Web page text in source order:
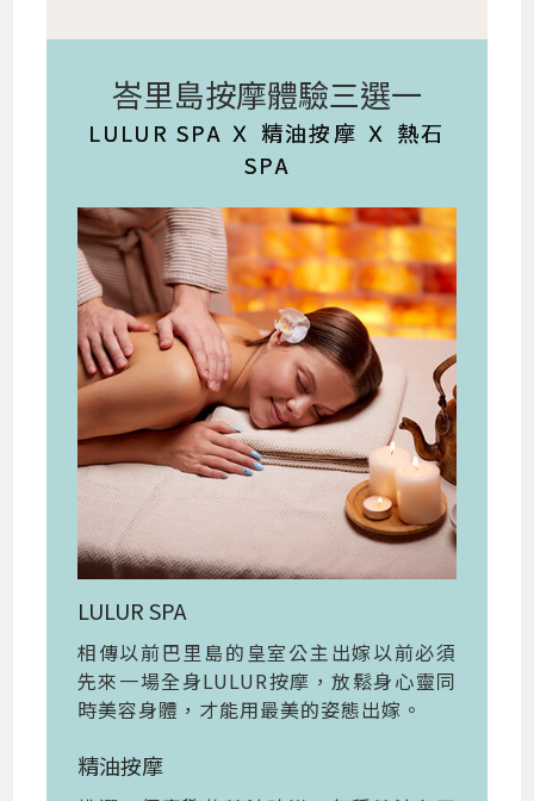
峇里島按摩體驗三選一
LULUR SPA Ｘ 精油按摩 Ｘ 熱石
SPA
LULUR SPA
相傳以前巴里島的皇室公主出嫁以前必須
先來一場全身LULUR按摩，放鬆身心靈同
時美容身體，才能用最美的姿態出嫁。
精油按摩